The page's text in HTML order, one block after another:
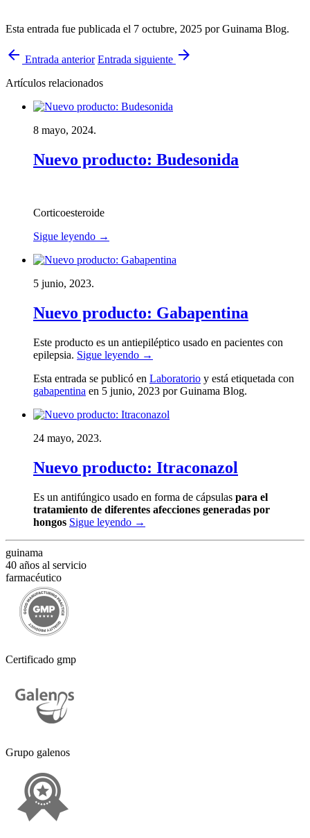
Esta entrada fue publicada el 7 octubre, 2025 por Guinama Blog.
arrow_back Entrada anterior Entrada siguiente arrow_forward
Artículos relacionados
8 mayo, 2024.
Nuevo producto: Budesonida
Corticoesteroide
Sigue leyendo →
5 junio, 2023.
Nuevo producto: Gabapentina
Este producto es un antiepiléptico usado en pacientes con
epilepsia. Sigue leyendo →
Esta entrada se publicó en Laboratorio y está etiquetada con
gabapentina en 5 junio, 2023 por Guinama Blog.
24 mayo, 2023.
Nuevo producto: Itraconazol
Es un antifúngico usado en forma de cápsulas para el
tratamiento de diferentes afecciones generadas por
hongos Sigue leyendo →
guinama
40 años al servicio
farmacéutico
Certificado gmp
Grupo galenos